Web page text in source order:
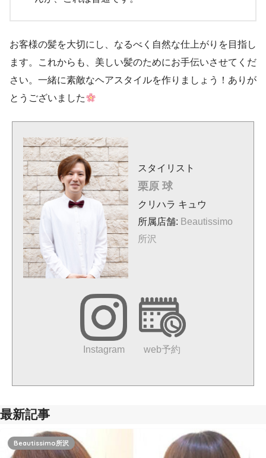
お客様の髪を大切にし、なるべく自然な仕上がりを目指し
ます。これからも、美しい髪のためにお手伝いさせてくだ
さい。一緒に素敵なヘアスタイルを作りましょう！ありが
とうございました
スタイリスト
栗原 球
クリハラ キュウ
所属店舗: Beautissimo
所沢
Instagram web予約
最新記事
Beautissimo所沢